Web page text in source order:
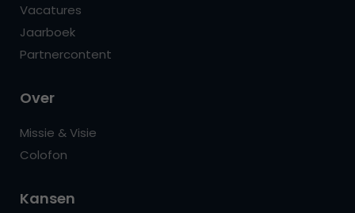
Vacatures
Jaarboek
Partnercontent
Over
Missie & Visie
Colofon
Kansen